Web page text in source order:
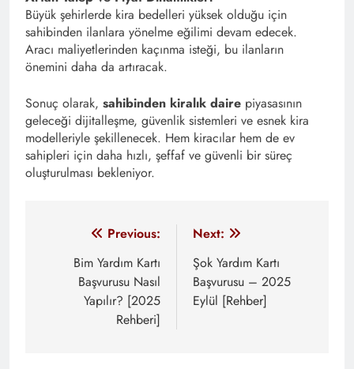
Büyük şehirlerde kira bedelleri yüksek olduğu için
sahibinden ilanlara yönelme eğilimi devam edecek.
Aracı maliyetlerinden kaçınma isteği, bu ilanların
önemini daha da artıracak.
Sonuç olarak, sahibinden kiralık daire piyasasının
geleceği dijitalleşme, güvenlik sistemleri ve esnek kira
modelleriyle şekillenecek. Hem kiracılar hem de ev
sahipleri için daha hızlı, şeffaf ve güvenli bir süreç
oluşturulması bekleniyor.
gezinmesi
Previous:
Bim Yardım Kartı
Başvurusu Nasıl
Yapılır? [2025
Rehberi]
Next:
Şok Yardım Kartı
Başvurusu – 2025
Eylül [Rehber]